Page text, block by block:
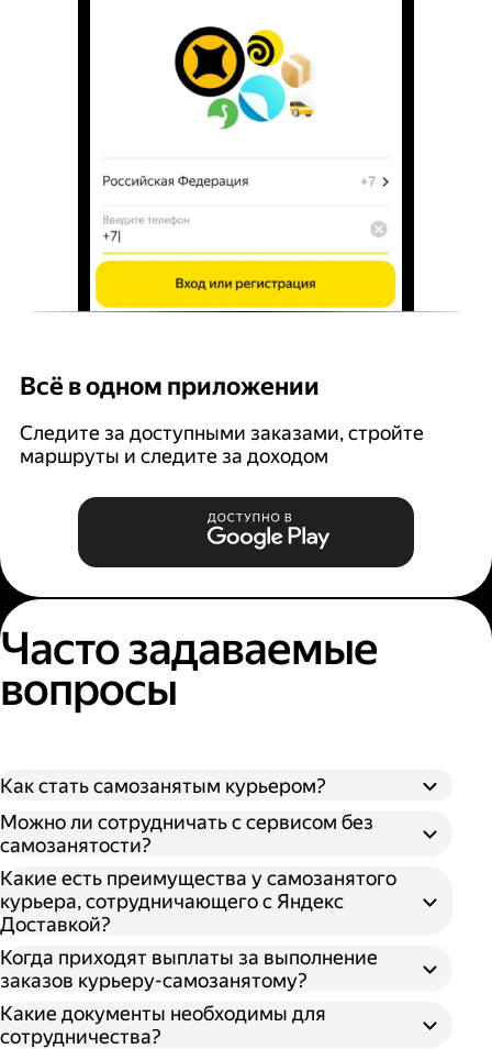
Всё в одном приложении
Следите за доступными заказами, стройте
маршруты и следите за доходом
Часто задаваемые
вопросы
Как стать самозанятым курьером?
Можно ли сотрудничать с сервисом без
самозанятости?
Какие есть преимущества у самозанятого
курьера, сотрудничающего с Яндекс
Доставкой?
Когда приходят выплаты за выполнение
заказов курьеру-самозанятому?
Какие документы необходимы для
сотрудничества?